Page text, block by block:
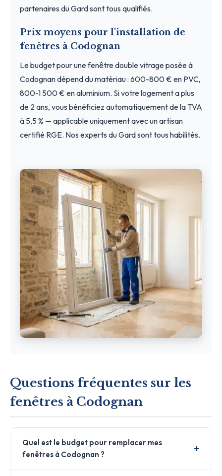
partenaires du Gard sont tous qualifiés.
Prix moyens pour l'installation de
fenêtres à Codognan
Le budget pour une fenêtre double vitrage posée à
Codognan dépend du matériau : 600-800 € en PVC,
800-1 500 € en aluminium. Si votre logement a plus
de 2 ans, vous bénéficiez automatiquement de la TVA
à 5,5 % — applicable uniquement avec un artisan
certifié RGE. Nos experts du Gard sont tous habilités.
Questions fréquentes sur les
fenêtres à Codognan
Quel est le budget pour remplacer mes
fenêtres à Codognan ?